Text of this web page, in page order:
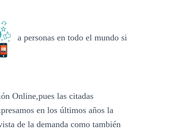
a personas en todo el mundo si
Online,pues las citadas
en los últimos años la
de la demanda como también